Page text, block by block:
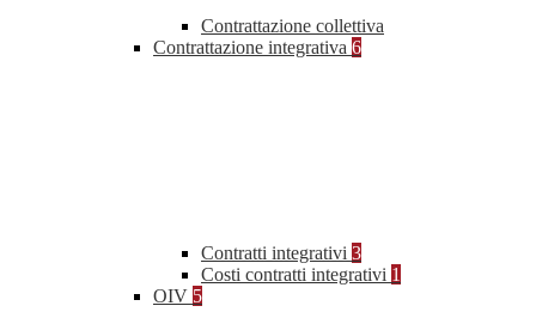
Contrattazione collettiva
Contrattazione integrativa 6
Contratti integrativi 3
Costi contratti integrativi 1
OIV 5